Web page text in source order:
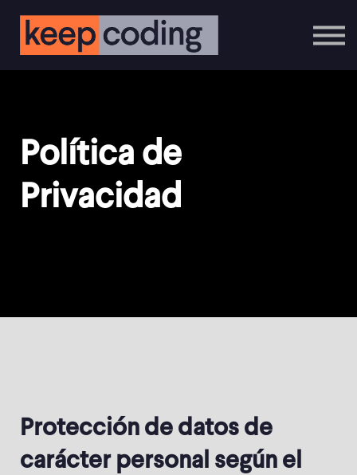
Contáctanos
Política de
Privacidad
Protección de datos de
carácter personal según el